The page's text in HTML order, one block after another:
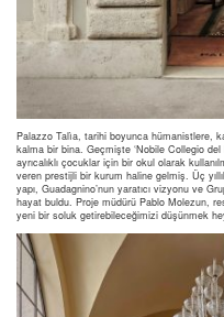
Palazzo Talìa, tarihi boyunca hümanistlere,
kalma bir bina. Geçmişte ‘Nobile Collegio del
ayrıcalıklı çocuklar için bir okul olarak
veren prestijli bir kurum haline gelmiş. Üç
yapı, Guadagnino’nun yaratıcı vizyonu ve
hayat buldu. Proje müdürü Pablo Molezun,
yeni bir soluk getirebileceğimizi düşünmek